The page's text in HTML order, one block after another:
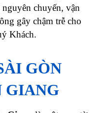
chuyến, vận
gây chậm trễ cho
Khách.
GÒN
GIANG